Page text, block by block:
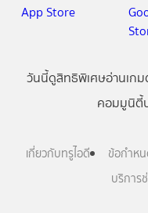
วันนี้ดูสิทธิพิเศษอ่านเกม
คอมมูนิตี้
เกี่ยวกับทรูไอดี ข้อกำหน
บริการ